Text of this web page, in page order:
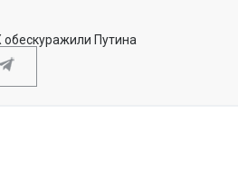
Путина